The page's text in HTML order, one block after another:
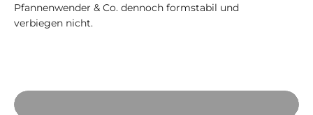
Pfannenwender & Co. dennoch formstabil und
verbiegen nicht.